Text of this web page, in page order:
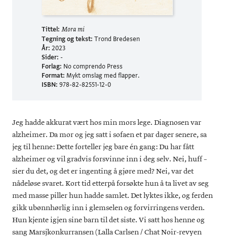
Tittel: Mora mi
Tegning og tekst: Trond Bredesen
År: 2023
Sider: -
Forlag: No comprendo Press
Format: Mykt omslag med flapper.
ISBN: 978-82-82551-12-0
Jeg hadde akkurat vært hos min mors lege. Diagnosen var
alzheimer. Da mor og jeg satt i sofaen et par dager senere, sa
jeg til henne: Dette forteller jeg bare én gang: Du har fått
alzheimer og vil gradvis forsvinne inn i deg selv. Nei, huff –
sier du det, og det er ingenting å gjøre med? Nei, var det
nådeløse svaret. Kort tid etterpå forsøkte hun å ta livet av seg
med masse piller hun hadde samlet. Det lyktes ikke, og ferden
gikk ubønnhørlig inn i glemselen og forvirringens verden.
Hun kjente igjen sine barn til det siste. Vi satt hos henne og
sang Marsjkonkurransen (Lalla Carlsen / Chat Noir-revyen